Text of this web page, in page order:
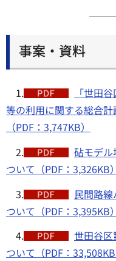
事案・資料
1.
「世田
等の利用に関する総合
（PDF：3,747KB）
2.
砧モデ
ついて（PDF：3,326KB）
3.
民間路
ついて（PDF：3,395KB）
4.
世田谷
ついて（PDF：33,508KB